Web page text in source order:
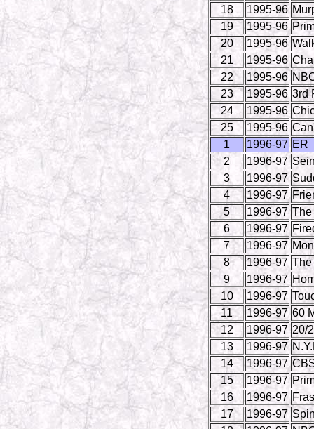
18
1995-96
19
1995-96
20
1995-96
21
1995-96
22
1995-96
23
1995-96 3rd
24
1995-96
25
1995-96
1
1996-97 ER
2
1996-97
3
1996-97
4
1996-97
5
1996-97 The
6
1996-97
7
1996-97
8
1996-97 The
9
1996-97
10
1996-97
11
1996-97 60
12
1996-97 20/
13
1996-97
14
1996-97
15
1996-97
16
1996-97
17
1996-97